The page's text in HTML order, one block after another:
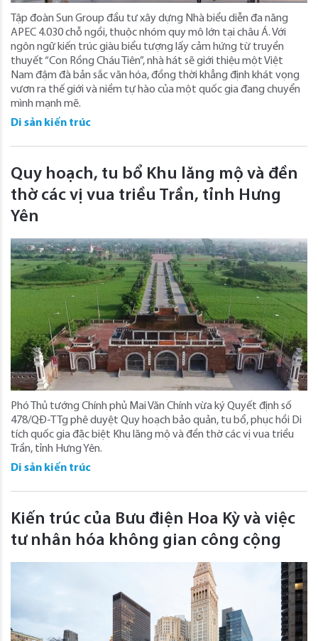
Tập đoàn Sun Group đầu tư xây dựng Nhà biểu diễn đa năng
APEC 4.030 chỗ ngồi, thuộc nhóm quy mô lớn tại châu Á. Với
ngôn ngữ kiến trúc giàu biểu tượng lấy cảm hứng từ truyền
thuyết “Con Rồng Cháu Tiên”, nhà hát sẽ giới thiệu một Việt
Nam đậm đà bản sắc văn hóa, đồng thời khẳng định khát vọng
vươn ra thế giới và niềm tự hào của một quốc gia đang chuyển
mình mạnh mẽ.
Di sản kiến trúc
Quy hoạch, tu bổ Khu lăng mộ và đền
thờ các vị vua triều Trần, tỉnh Hưng
Yên
Phó Thủ tướng Chính phủ Mai Văn Chính vừa ký Quyết định số
478/QĐ-TTg phê duyệt Quy hoạch bảo quản, tu bổ, phục hồi Di
tích quốc gia đặc biệt Khu lăng mộ và đền thờ các vị vua triều
Trần, tỉnh Hưng Yên.
Di sản kiến trúc
Kiến trúc của Bưu điện Hoa Kỳ và việc
tư nhân hóa không gian công cộng